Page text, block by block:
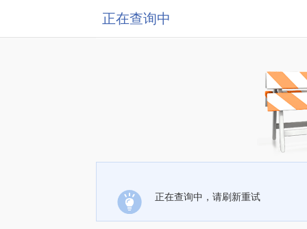
正在查询中
正在查询中，请刷新重试